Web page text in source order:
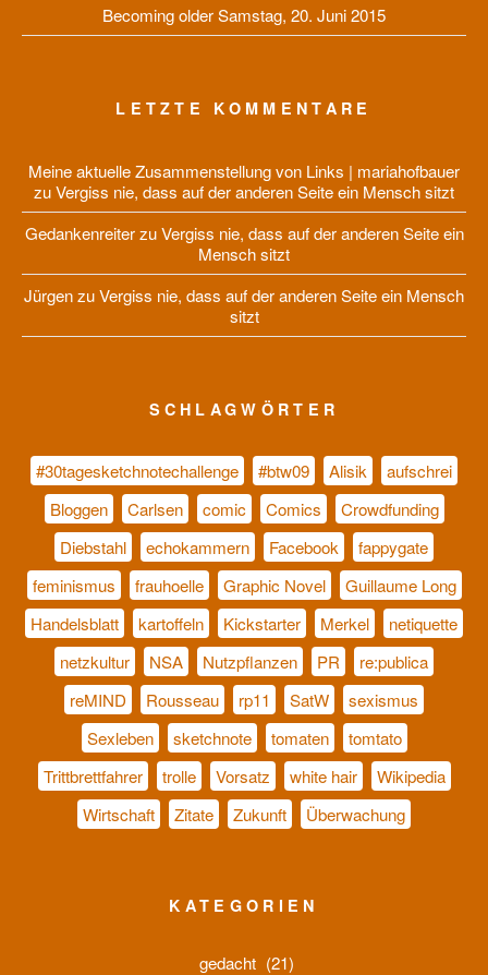
Becoming olderSamstag, 20. Juni 2015
LETZTE KOMMENTARE
Meine aktuelle Zusammenstellung von Links | mariahofbauer
zuVergiss nie, dass auf der anderen Seite ein Mensch sitzt
GedankenreiterzuVergiss nie, dass auf der anderen Seite ein
Mensch sitzt
JürgenzuVergiss nie, dass auf der anderen Seite ein Mensch
sitzt
SCHLAGWÖRTER
#30tagesketchnotechallenge #btw09 Alisik
aufschrei
Bloggen
Carlsen comic Comics
Crowdfunding
Diebstahl
echokammern Facebook
fappygate
feminismus
frauhoelle Graphic Novel
Guillaume Long
Handelsblatt
kartoffeln Kickstarter Merkel
netiquette
netzkultur
NSA Nutzpflanzen PR
re:publica
reMIND
Rousseau rp11 SatW
sexismus
Sexleben
sketchnote tomaten
tomtato
Trittbrettfahrer
trolle Vorsatz white hair
Wikipedia
Wirtschaft
Zitate Zukunft Überwachung
KATEGORIEN
gedacht (21)